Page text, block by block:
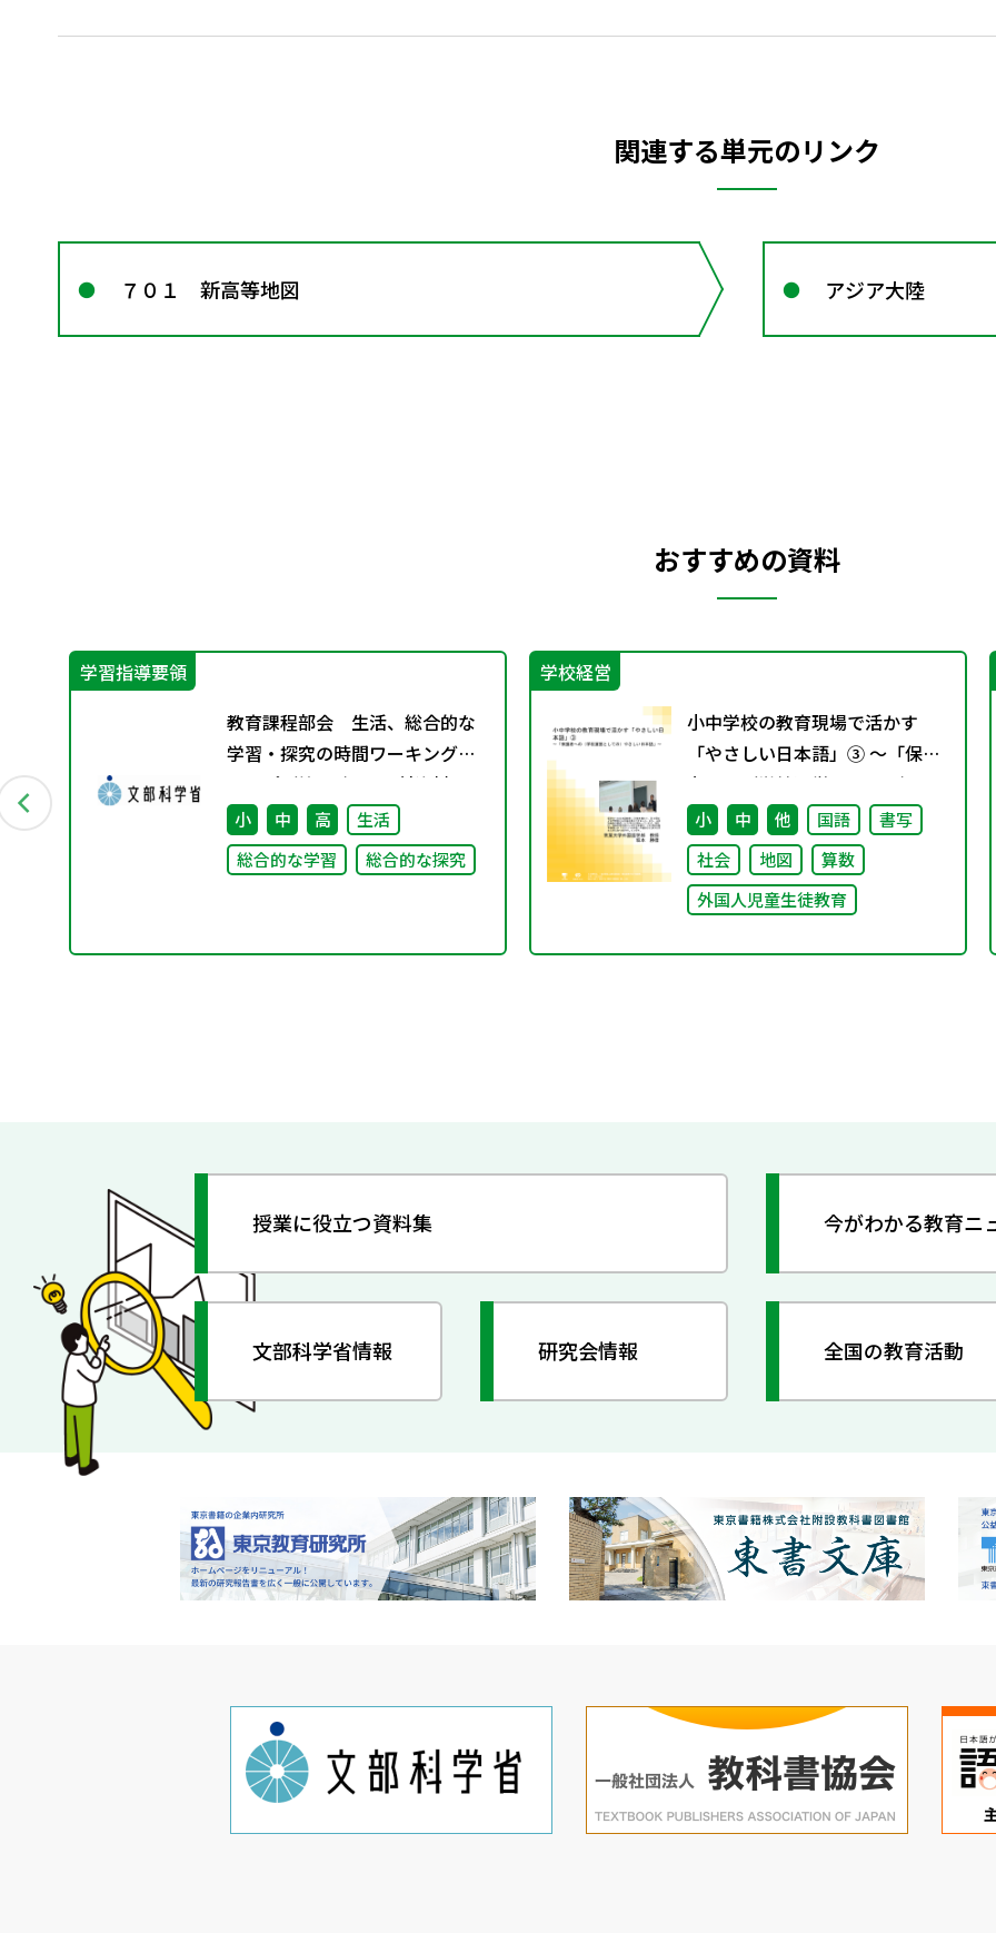
関連する単元のリンク
７０１ 新高等地図 アジア大陸
おすすめの資料
学習指導要領
教育課程部会 生活、総合的な
学習・探究の時間ワーキンググ
ループ（第3回） 配付資料
小 中 高
生活
総合的な学習
総合的な探究
学校経営
小中学校の教育現場で活かす
「やさしい日本語」③ ～「保護
者への（学校運営としての）や
さしい日本語」～
小 中 他 国語
書写
社会
地図
算数
外国人児童生徒教育
授業に役立つ資料集 今がわかる教育ニ
文部科学省情報 研究会情報 全国の教育活動